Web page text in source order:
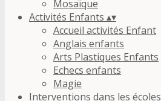
Mosaïque
Activités Enfants ▴▾
Accueil activités Enfant
Anglais enfants
Arts Plastiques Enfants
Echecs enfants
Magie
Interventions dans les écoles